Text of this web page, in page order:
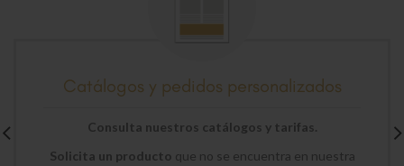
Catálogos y pedidos personalizados
Consulta nuestros catálogos y tarifas.
Solicita un producto que no se encuentra en nuestra